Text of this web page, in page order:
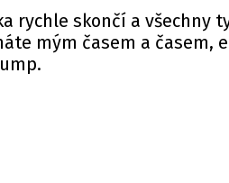
rychle skončí a všechny
mým časem a časem,